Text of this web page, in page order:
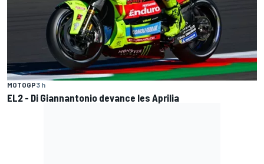
MOTOGP3 h
EL2 - Di Giannantonio devance les Aprilia